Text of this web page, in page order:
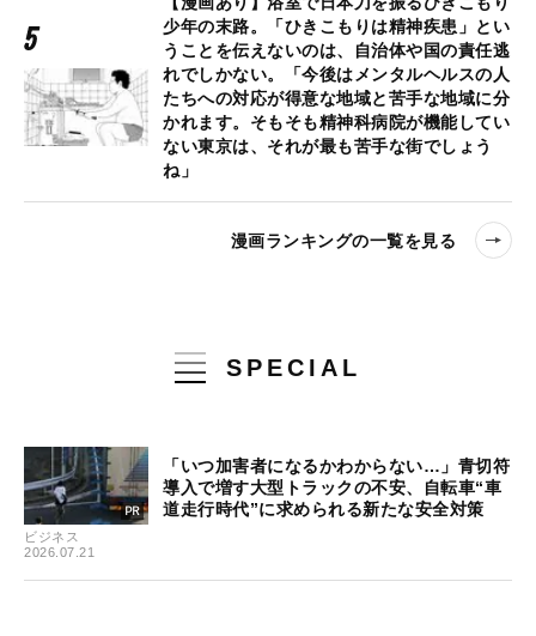
少年の末路。「ひきこもりは精神疾患」とい
うことを伝えないのは、自治体や国の責任逃
れでしかない。「今後はメンタルヘルスの人
たちへの対応が得意な地域と苦手な地域に分
かれます。そもそも精神科病院が機能してい
ない東京は、それが最も苦手な街でしょう
ね」
漫画ランキングの一覧を見る
SPECIAL
ビジネス
2026.07.21
「いつ加害者になるかわからない…」青切符
導入で増す大型トラックの不安、自転車“車
道走行時代”に求められる新たな安全対策